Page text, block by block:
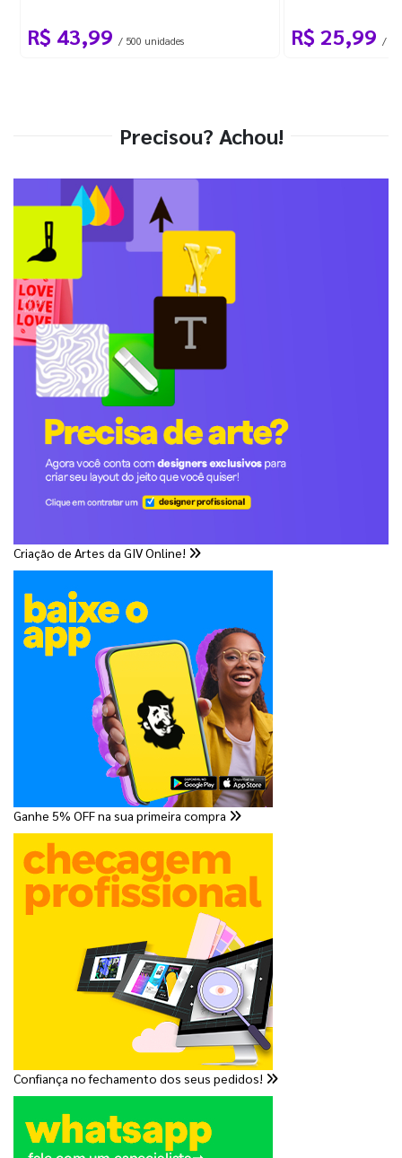
R$ 43,99 / 500 unidades R$ 25,99 / 1
Precisou? Achou!
Criação de Artes da GIV Online!
Ganhe 5% OFF na sua primeira compra
Confiança no fechamento dos seus pedidos!